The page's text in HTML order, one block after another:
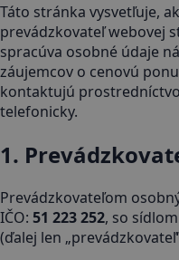
Táto stránka vysvetľuje,
prevádzkovateľ webovej
spracúva osobné údaje
záujemcov o cenovú
kontaktujú
telefonicky.
1.
Prevádzkovateľom
IČO: 51 223 252, so sídlom
(ďalej len